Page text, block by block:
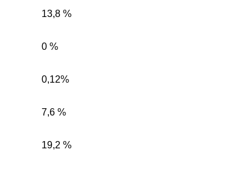
13,8 %
0 %
0,12%
7,6 %
19,2 %